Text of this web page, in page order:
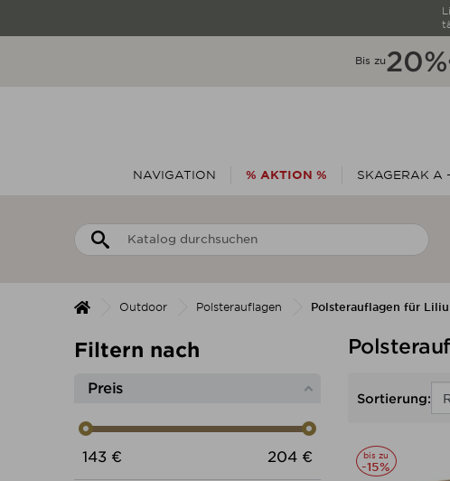
Bis zu20%
NAVIGATION % AKTION % SKAGERAK A
Outdoor Polsterauflagen Polsterauflagen für
Filtern nach
Preis
Preis von
143 € Preis bis
204€
Sortierung:
bis zu
-15%